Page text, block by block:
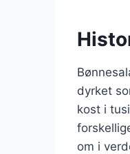
dyrket
kost i
om i